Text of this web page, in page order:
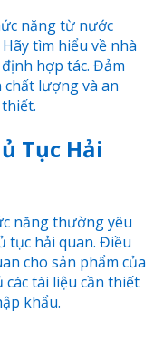
năng từ nước
tìm hiểu về nhà
hợp tác. Đảm
lượng và an
Tục Hải
năng thường yêu
tục hải quan. Điều
cho sản phẩm của
tài liệu cần thiết
khẩu.